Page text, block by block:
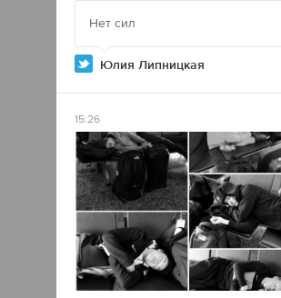
Нет сил
Юлия Липницкая
15:26